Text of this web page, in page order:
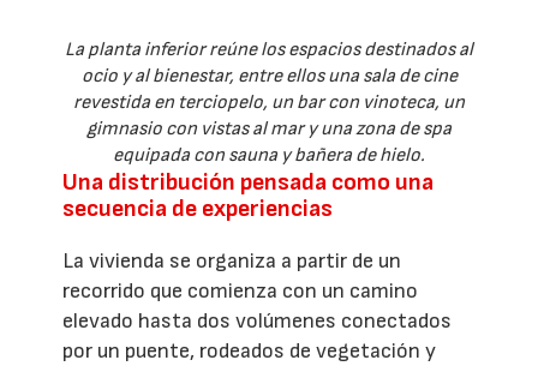
La planta inferior reúne los espacios destinados al
ocio y al bienestar, entre ellos una sala de cine
revestida en terciopelo, un bar con vinoteca, un
gimnasio con vistas al mar y una zona de spa
equipada con sauna y bañera de hielo.
Una distribución pensada como una
secuencia de experiencias
La vivienda se organiza a partir de un
recorrido que comienza con un camino
elevado hasta dos volúmenes conectados
por un puente, rodeados de vegetación y